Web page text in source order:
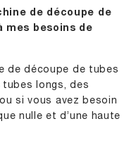
de découpe de
mes besoins de
de découpe de tubes
longs, des
si vous avez besoin
nulle et d’une haute